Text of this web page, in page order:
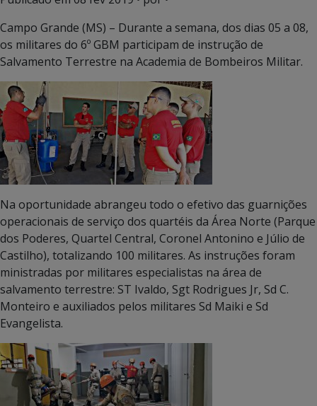
Campo Grande (MS) – Durante a semana, dos dias 05 a 08,
os militares do 6º GBM participam de instrução de
Salvamento Terrestre na Academia de Bombeiros Militar.
Na oportunidade abrangeu todo o efetivo das guarnições
operacionais de serviço dos quartéis da Área Norte (Parque
dos Poderes, Quartel Central, Coronel Antonino e Júlio de
Castilho), totalizando 100 militares. As instruções foram
ministradas por militares especialistas na área de
salvamento terrestre: ST Ivaldo, Sgt Rodrigues Jr, Sd C.
Monteiro e auxiliados pelos militares Sd Maiki e Sd
Evangelista.